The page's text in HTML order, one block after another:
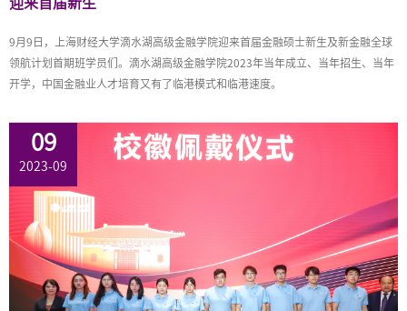
9月9日，上海财经大学滴水湖高级金融学院迎来首届金融硕士新生及新金融全球
领航计划首期班学员们。滴水湖高级金融学院2023年当年成立、当年招生、当年
开学，中国金融业人才培育又有了临港模式和临港速度。
09
2023-09